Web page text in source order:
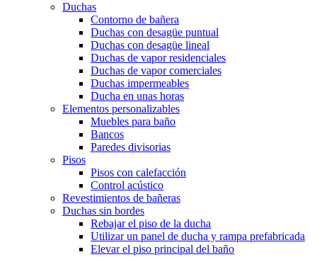
Duchas
Contorno de bañera
Duchas con desagüe puntual
Duchas con desagüe lineal
Duchas de vapor residenciales
Duchas de vapor comerciales
Duchas impermeables
Ducha en unas horas
Elementos personalizables
Muebles para baño
Bancos
Paredes divisorias
Pisos
Pisos con calefacción
Control acústico
Revestimientos de bañeras
Duchas sin bordes
Rebajar el piso de la ducha
Utilizar un panel de ducha y rampa prefabricada
Elevar el piso principal del baño